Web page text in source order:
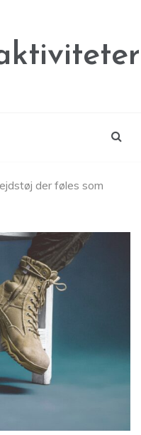
der føles som